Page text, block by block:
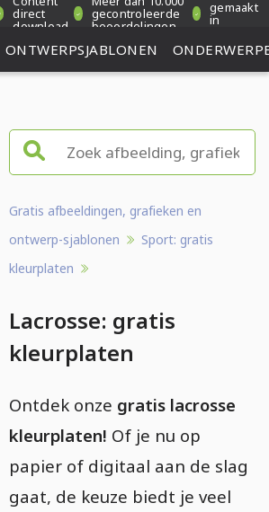
direct
download
gecontroleerde
beoordelingen
gemaakt
in
ONTWERPSJABLONEN
Gratis afbeeldingen, grafieken en
ontwerp-sjablonen
Sport: gratis
kleurplaten
Lacrosse: gratis
kleurplaten
Ontdek onze gratis lacrosse
kleurplaten! Of je nu op
papier of digitaal aan de slag
gaat, de keuze biedt je veel